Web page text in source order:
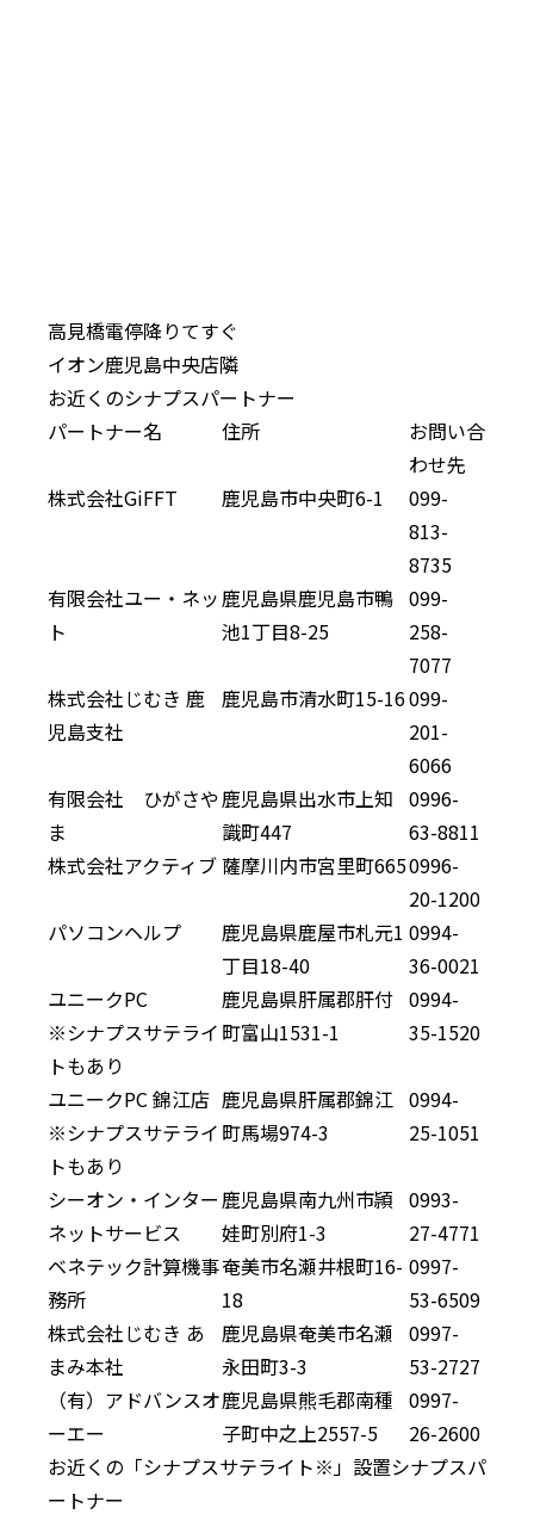
高見橋電停降りてすぐ
イオン鹿児島中央店隣
お近くのシナプスパートナー
パートナー名
住所
お問い合
わせ先
株式会社GiFFT
鹿児島市中央町6-1
099-
813-
8735
有限会社ユー・ネッ
ト
鹿児島県鹿児島市鴨
池1丁目8-25
099-
258-
7077
株式会社じむき 鹿
児島支社
鹿児島市清水町15-16099-
201-
6066
有限会社 ひがさや
ま
鹿児島県出水市上知
識町447
0996-
63-8811
株式会社アクティブ薩摩川内市宮里町6650996-
20-1200
パソコンヘルプ
鹿児島県鹿屋市札元1
丁目18-40
0994-
36-0021
ユニークPC
※シナプスサテライ
トもあり
鹿児島県肝属郡肝付
町富山1531-1
0994-
35-1520
ユニークPC 錦江店
※シナプスサテライ
トもあり
鹿児島県肝属郡錦江
町馬場974-3
0994-
25-1051
シーオン・インター
ネットサービス
鹿児島県南九州市頴
娃町別府1-3
0993-
27-4771
ベネテック計算機事
務所
奄美市名瀬井根町16-
18
0997-
53-6509
株式会社じむき あ
まみ本社
鹿児島県奄美市名瀬
永田町3-3
0997-
53-2727
（有）アドバンスオ
ーエー
鹿児島県熊毛郡南種
子町中之上2557-5
0997-
26-2600
お近くの「シナプスサテライト※」設置シナプスパ
ートナー